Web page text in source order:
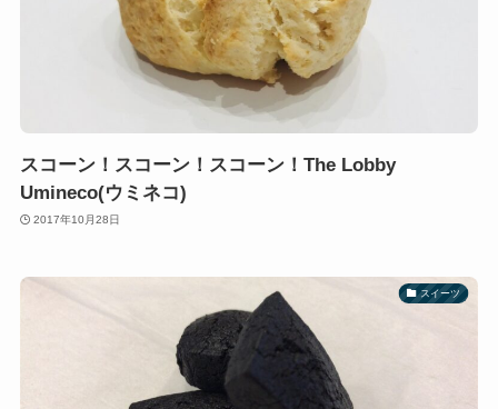
スコーン！スコーン！スコーン！The Lobby
Umineco(ウミネコ)
2017年10月28日
スイーツ